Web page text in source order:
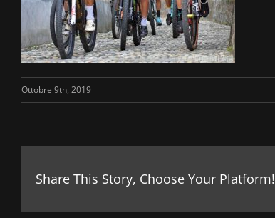
Ottobre 9th, 2019
Share This Story, Choose Your Platform!